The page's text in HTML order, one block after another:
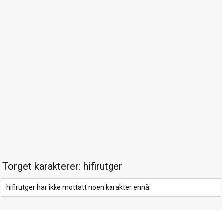
Torget karakterer: hifirutger
hifirutger har ikke mottatt noen karakter ennå.